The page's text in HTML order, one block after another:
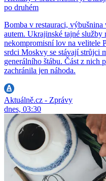
po druhém
Bomba v restauraci,
autem. Ukrajinské tajné
nekompromisní lov na velitele
srdci Moskvy se stávají strůjci
generálního štábu. Část z nich
zachránila jen náhoda.
Aktuálně.cz - Zprávy
dnes, 03:30